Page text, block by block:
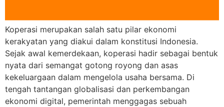
Koperasi merupakan salah satu pilar ekonomi
kerakyatan yang diakui dalam konstitusi Indonesia.
Sejak awal kemerdekaan, koperasi hadir sebagai bentuk
nyata dari semangat gotong royong dan asas
kekeluargaan dalam mengelola usaha bersama. Di
tengah tantangan globalisasi dan perkembangan
ekonomi digital, pemerintah menggagas sebuah